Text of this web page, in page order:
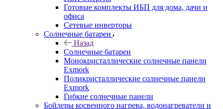
Готовые комплекты ИБП для дома, дачи и
офиса
Сетевые инверторы
Солнечные батареи
Назад
Солнечные батареи
Монокристаллические солнечные панели
Exmork
Поликристаллические солнечные панели
Exmork
Гибкие солнечные панели
Бойлеры косвенного нагрева, водонагреватели и